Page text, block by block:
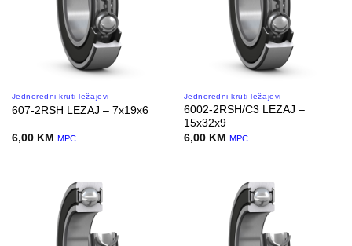
Jednoredni kruti ležajevi
607-2RSH LEZAJ – 7x19x6
6,00 KM MPC
Jednoredni kruti ležajevi
6002-2RSH/C3 LEZAJ –
15x32x9
6,00 KM MPC